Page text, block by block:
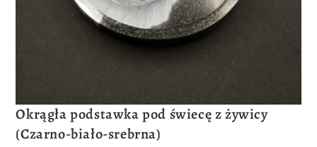
Okrągła podstawka pod świecę z żywicy
(Czarno-biało-srebrna)